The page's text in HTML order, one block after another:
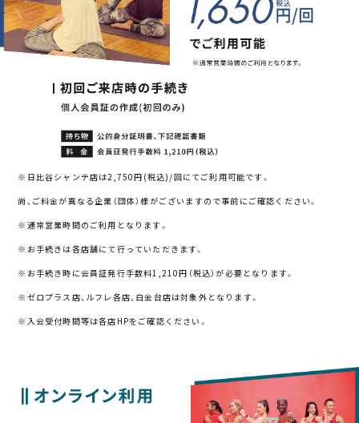
※日比谷シャンテ店は2,750円(税込)/回にてご利用可能です。
尚、ご料金が異なる企業（団体）様がございますので事前にご確認ください。
※通常営業時間のご利用となります。
※お手続きは各店舗にて行っていただきます。
※お手続き時に会員証発行手数料1,210円（税込）が必要となります。
※ゼロプラス店、ルフレ各店、白金台店は対象外となります。
※入会受付時間等は各店HPをご確認ください。